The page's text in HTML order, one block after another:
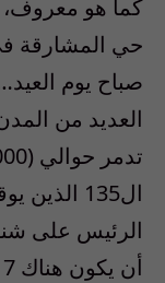
حي المشارقة
صباح يوم
العديد من
ال135
الرئيس على